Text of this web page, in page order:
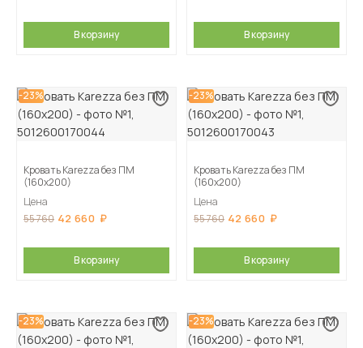
В корзину В корзину
-23%
Кровать Karezza без ПМ
(160х200)
Цена
55 760 42 660
В корзину
-23%
Кровать Karezza без ПМ
(160х200)
Цена
55 760 42 660
В корзину
-23% -23%